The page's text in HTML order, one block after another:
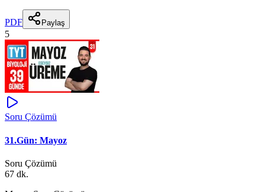
PDF Paylaş
5
Soru Çözümü
31.Gün: Mayoz
Soru Çözümü
67 dk.